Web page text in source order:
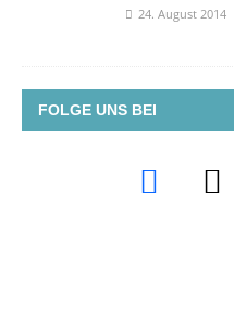
24. August 2014
FOLGE UNS BEI